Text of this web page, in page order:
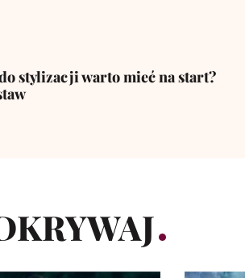
stylizacji warto mieć na start?